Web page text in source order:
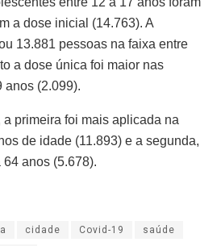
a dose inicial (14.763). A
13.881 pessoas na faixa entre
a dose única foi maior nas
anos (2.099).
a primeira foi mais aplicada na
de idade (11.893) e a segunda,
anos (5.678).
cidade Covid-19 saúde